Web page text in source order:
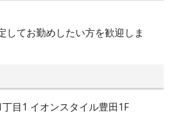
してお勤めしたい方を歓迎しま
目1 イオンスタイル豊田1F